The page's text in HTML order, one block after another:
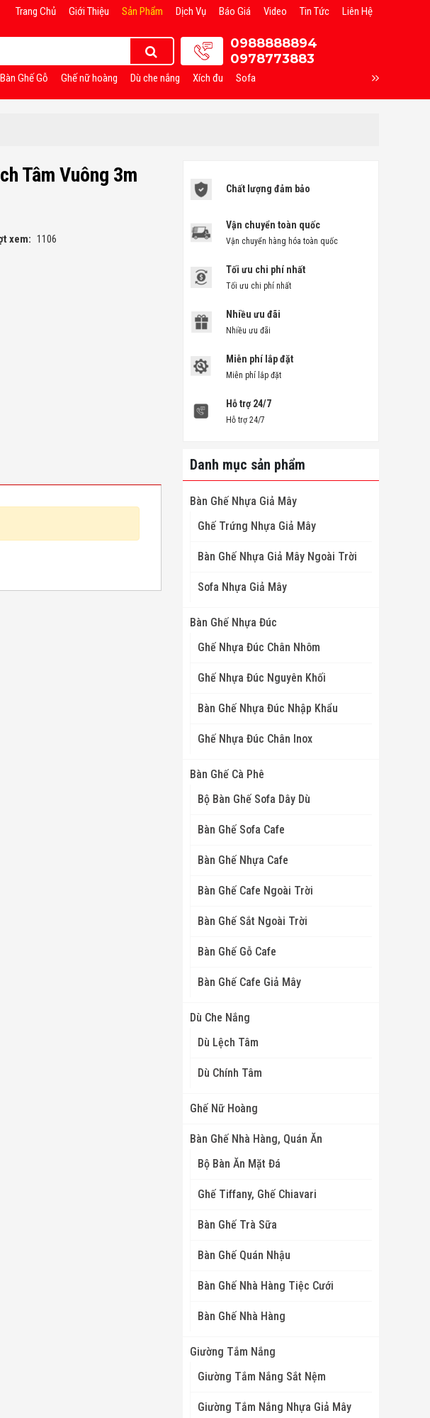
Trang Chủ Giới Thiệu Sản Phẩm Dịch Vụ Báo Giá Video Tin Tức Liên Hệ
0988888894
0978773883
Bàn Ghế Gỗ Ghế nữ hoàng Dù che nắng Xích đu Sofa
Tâm Vuông 3m
xem: 1106
Chất lượng đảm bảo
Vận chuyển toàn quốc
Vận chuyển hàng hóa toàn quốc
Tối ưu chi phí nhất
Tối ưu chi phí nhất
Nhiều ưu đãi
Nhiều ưu đãi
Miễn phí lắp đặt
Miễn phí lắp đặt
Hỗ trợ 24/7
Hỗ trợ 24/7
Danh mục sản phẩm
Bàn Ghế Nhựa Giả Mây
Ghế Trứng Nhựa Giả Mây
Bàn Ghế Nhựa Giả Mây Ngoài Trời
Sofa Nhựa Giả Mây
Bàn Ghế Nhựa Đúc
Ghế Nhựa Đúc Chân Nhôm
Ghế Nhựa Đúc Nguyên Khối
Bàn Ghế Nhựa Đúc Nhập Khẩu
Ghế Nhựa Đúc Chân Inox
Bàn Ghế Cà Phê
Bộ Bàn Ghế Sofa Dây Dù
Bàn Ghế Sofa Cafe
Bàn Ghế Nhựa Cafe
Bàn Ghế Cafe Ngoài Trời
Bàn Ghế Sắt Ngoài Trời
Bàn Ghế Gỗ Cafe
Bàn Ghế Cafe Giả Mây
Dù Che Nắng
Dù Lệch Tâm
Dù Chính Tâm
Ghế Nữ Hoàng
Bàn Ghế Nhà Hàng, Quán Ăn
Bộ Bàn Ăn Mặt Đá
Ghế Tiffany, Ghế Chiavari
Bàn Ghế Trà Sữa
Bàn Ghế Quán Nhậu
Bàn Ghế Nhà Hàng Tiệc Cưới
Bàn Ghế Nhà Hàng
Giường Tắm Nắng
Giường Tắm Nắng Sắt Nệm
Giường Tắm Nắng Nhựa Giả Mây